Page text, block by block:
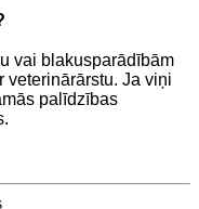
vai blakusparādībām
veterinārārstu. Ja viņi
palīdzības